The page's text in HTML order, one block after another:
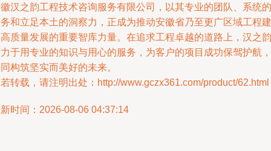
汉之韵工程技术咨询服务有限公司，以其专业的团队、系统的
和立足本土的洞察力，正成为推动安徽省乃至更广区域工程建
质量发展的重要智库力量。在追求工程卓越的道路上，汉之韵
于用专业的知识与用心的服务，为客户的项目成功保驾护航，
构筑坚实而美好的未来。
转载，请注明出处：http://www.gczx361.com/product/62.html
时间：2026-08-06 04:37:14